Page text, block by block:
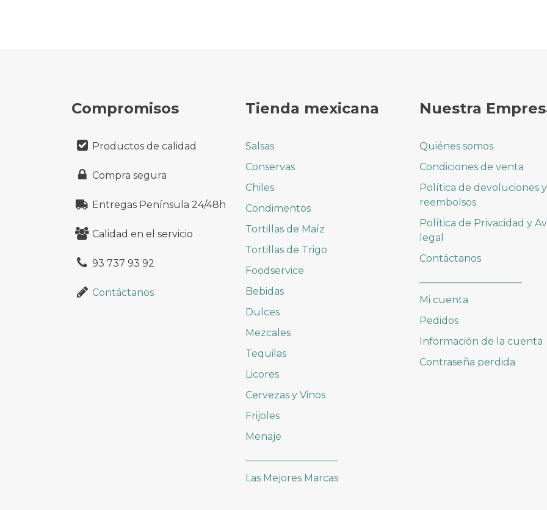
Compromisos
Productos de calidad
Compra segura
Entregas Península 24/48h
Calidad en el servicio
93 737 93 92
Contáctanos
Tienda mexicana
Salsas
Conservas
Chiles
Condimentos
Tortillas de Maíz
Tortillas de Trigo
Foodservice
Bebidas
Dulces
Mezcales
Tequilas
Licores
Cervezas y Vinos
Frijoles
Menaje
Las Mejores Marcas
Nuestra
Quiénes somos
Condiciones de venta
Política de devoluciones y
reembolsos
Política de Privacidad y
legal
Contáctanos
Mi cuenta
Pedidos
Información de la cuenta
Contraseña perdida